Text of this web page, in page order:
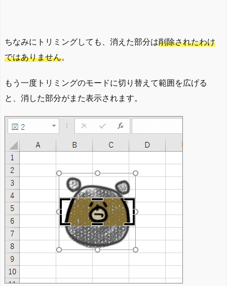
ちなみにトリミングしても、消えた部分は削除されたわけ
ではありません。
もう一度トリミングのモードに切り替えて範囲を広げる
と、消した部分がまた表示されます。